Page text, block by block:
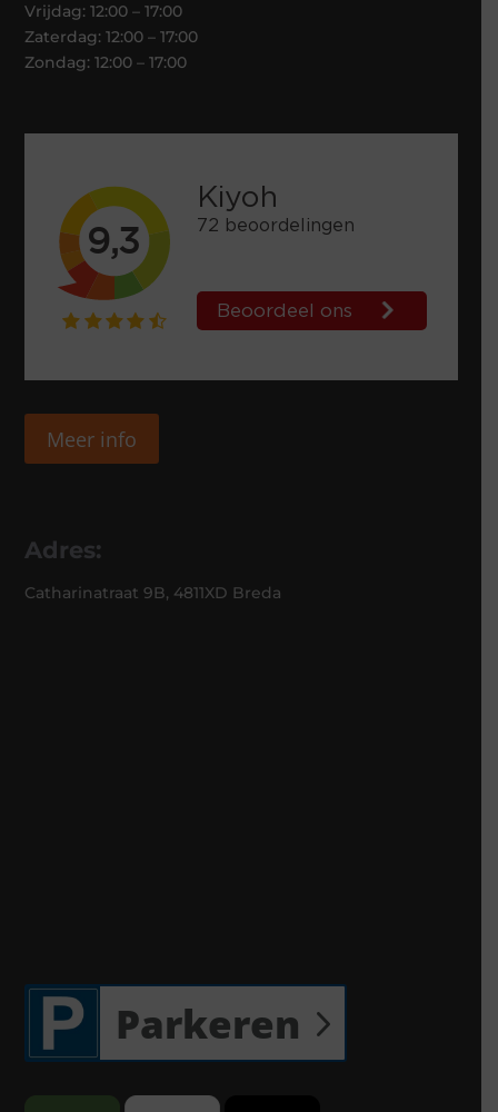
Vrijdag: 12:00 – 17:00
Zaterdag: 12:00 – 17:00
Zondag: 12:00 – 17:00
Meer info
Adres:
Catharinatraat 9B, 4811XD Breda
Parkeren